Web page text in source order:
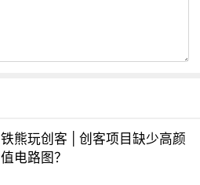
铁熊玩创客 | 创客项目缺少高颜
值电路图？